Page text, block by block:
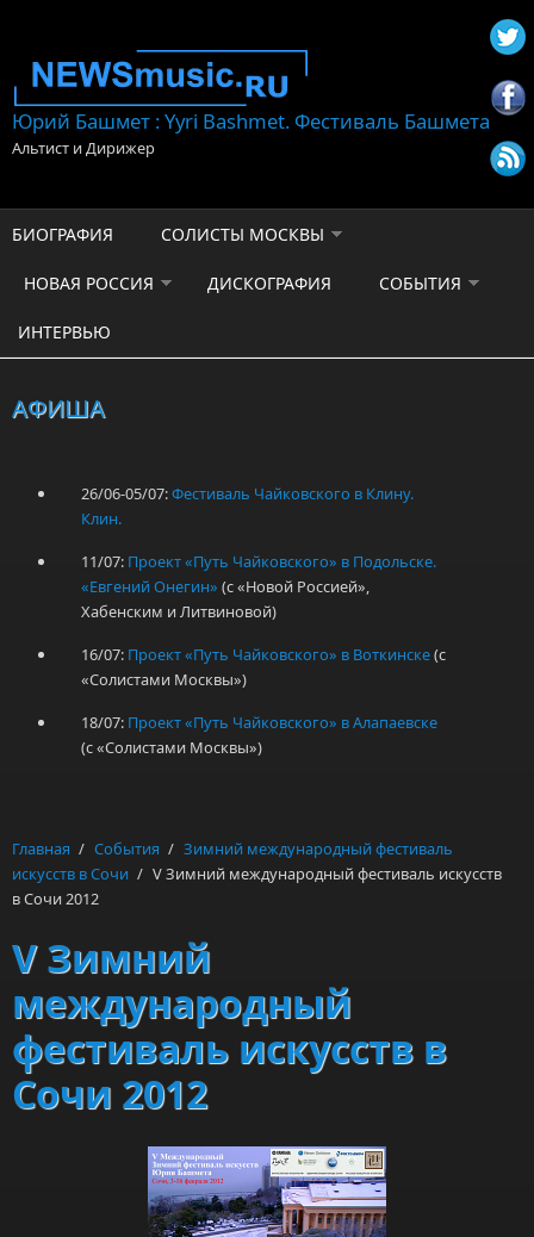
Юрий Башмет : Yyri Bashmet. Фестиваль Башмета
Альтист и Дирижер
БИОГРАФИЯ СОЛИСТЫ МОСКВЫ
НОВАЯ РОССИЯ ДИСКОГРАФИЯ СОБЫТИЯ
ИНТЕРВЬЮ
АФИША
26/06-05/07:Фестиваль Чайковского в Клину.
Клин.
11/07: Проект «Путь Чайковского» в Подольске.
«Евгений Онегин» (с «Новой Россией»,
Хабенским и Литвиновой)
16/07: Проект «Путь Чайковского» в Воткинске(с
«Солистами Москвы»)
18/07: Проект «Путь Чайковского» в Алапаевске
(с «Солистами Москвы»)
Главная / События / Зимний международный фестиваль
искусств в Сочи / V Зимний международный фестиваль искусств
в Сочи 2012
V Зимний
международный
фестиваль искусств в
Сочи 2012